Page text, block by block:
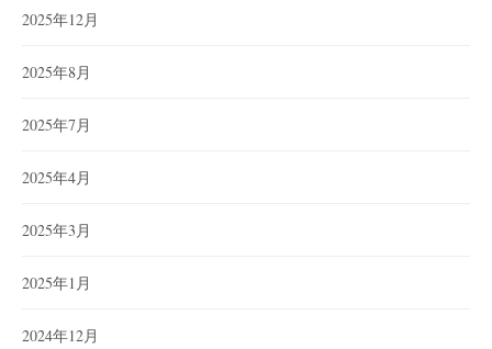
2025年12月
2025年8月
2025年7月
2025年4月
2025年3月
2025年1月
2024年12月